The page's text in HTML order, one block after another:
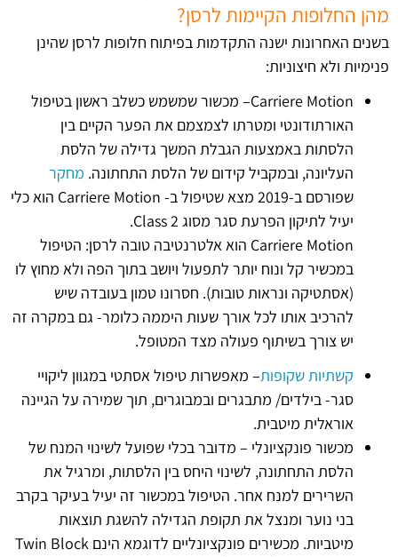
מהן החלופות הקיימות לרסן?
בשנים האחרונות ישנה התקדמות בפיתוח חלופות לרסן שהינן
פנימיות ולא חיצוניות:
Carriere Motion– מכשור שמשמש כשלב ראשון בטיפול
האורתודונטי ומטרתו לצמצמם את הפער הקיים בין
הלסתות באמצעות הגבלת המשך גדילה של הלסת
העליונה, ובמקביל קידום של הלסת התחתונה. מחקר
שפורסם ב-2019 מצא שטיפול ב- Carriere Motion הוא כלי
יעיל לתיקון הפרעת סגר מסוג Class 2.
Carriere Motion הוא אלטרנטיבה טובה לרסן: הטיפול
במכשיר קל ונוח יותר לתפעול ויושב בתוך הפה ולא מחוץ לו
(אסתטיקה ונראות טובות). חסרונו טמון בעובדה שיש
להרכיב אותו לכל אורך שעות היממה כלומר- גם במקרה זה
יש צורך בשיתוף פעולה מצד המטופל.
קשתיות שקופות– מאפשרות טיפול אסתטי במגוון ליקויי
סגר- בילדים/ מתבגרים ובמבוגרים, תוך שמירה על הגיינה
אוראלית מיטבית.
מכשור פונקציונלי – מדובר בכלי שפועל לשינוי המנח של
הלסת התחתונה, לשינוי היחס בין הלסתות, ומרגיל את
השרירים למנח אחר. הטיפול במכשור זה יעיל בעיקר בקרב
בני נוער ומנצל את תקופת הגדילה להשגת תוצאות
מיטביות. מכשירים פונקציונליים לדוגמא הינם Twin Block